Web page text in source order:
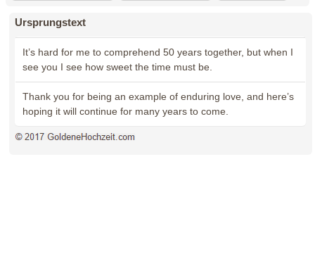
Ursprungstext
It’s hard for me to comprehend 50 years together, but when I
see you I see how sweet the time must be.
Thank you for being an example of enduring love, and here’s
hoping it will continue for many years to come.